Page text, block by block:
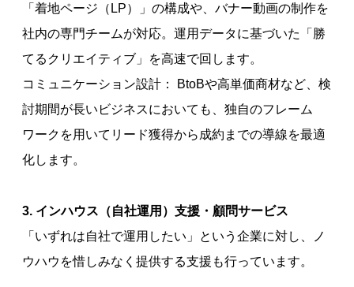
「着地ページ（LP）」の構成や、バナー動画の制作を
社内の専門チームが対応。運用データに基づいた「勝
てるクリエイティブ」を高速で回します。
コミュニケーション設計： BtoBや高単価商材など、検
討期間が長いビジネスにおいても、独自のフレーム
ワークを用いてリード獲得から成約までの導線を最適
化します。
3. インハウス（自社運用）支援・顧問サービス
「いずれは自社で運用したい」という企業に対し、ノ
ウハウを惜しみなく提供する支援も行っています。